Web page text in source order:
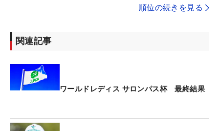
順位の続きを見る
関連記事
ワールドレディス サロンパス杯 最終結果